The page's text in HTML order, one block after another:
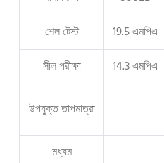
শেল টেস্ট
19.5 এমপিএ
সীল পরীক্ষা
14.3 এমপিএ
উপযুক্ত তাপমাত্রা
মধ্যম